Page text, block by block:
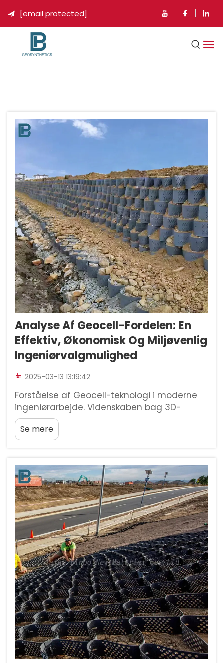
 [email protected]
Analyse Af Geocell-Fordelen: En
Effektiv, Økonomisk Og Miljøvenlig
Ingeniørvalgmulighed
2025-03-13 13:19:42
Forståelse af Geocell-teknologi i moderne
ingeniørarbejde. Videnskaben bag 3D-
celleindeslutningssystemer. Geocell-
teknologi repræsenterer et stort
gennembrud for ingeniører, der arbejder
og grund et system, der består af disse...
Se mere